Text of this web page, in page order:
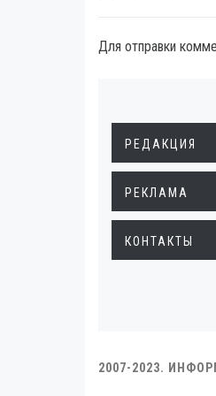
Для отправки
РЕДАКЦИЯ
РЕКЛАМА
КОНТАКТЫ
2007-2023.